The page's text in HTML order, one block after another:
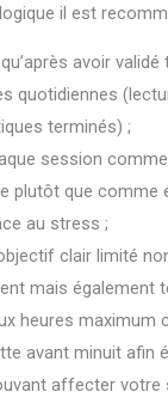
il est
avoir
quotidiennes
terminés) ;
session
plutôt que comme
au stress ;
clair limité
mais également
heures maximum
avant minuit afin
affecter votre